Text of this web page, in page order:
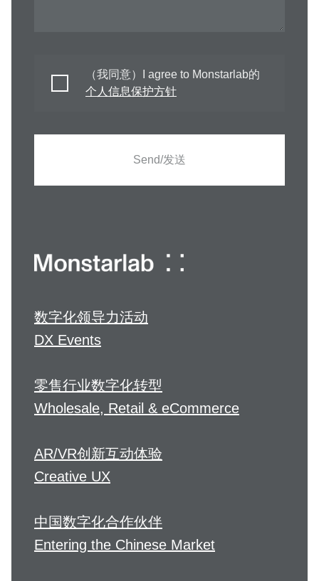
（我同意）I agree to Monstarlab的
个人信息保护方针
Send/发送
数字化领导力活动
DX Events
零售行业数字化转型
Wholesale, Retail & eCommerce
AR/VR创新互动体验
Creative UX
中国数字化合作伙伴
Entering the Chinese Market